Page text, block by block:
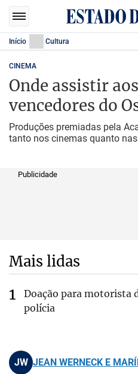
Início Cultura
CINEMA
Onde assistir
vencedores do
Produções premiadas pela
tanto nos cinemas quanto
Publicidade
Mais lidas
Doação para motorista
polícia
JW JEAN WERNECK E